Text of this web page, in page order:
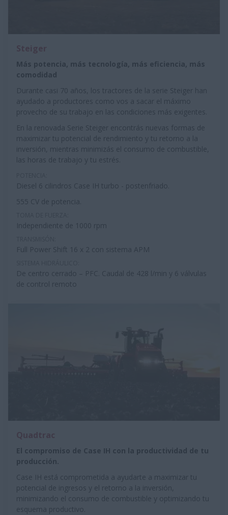
Más potencia, más tecnología, más eficiencia, más
comodidad
Durante casi 70 años, los tractores de la serie Steiger han
ayudado a productores como vos a sacar el máximo
provecho de su trabajo en las condiciones más exigentes.
En la renovada Serie Steiger encontrás nuevas formas de
maximizar tu potencial de rendimiento y tu retorno a la
inversión, mientras minimizás el consumo de combustible,
las horas de trabajo y tu estrés.
Diesel 6 cilindros Case IH turbo - postenfriado.
555 CV de potencia.
Independiente de 1000 rpm
Full Power Shift 16 x 2 con sistema APM
De centro cerrado – PFC. Caudal de 428 l/min y 6 válvulas
de control remoto
El compromiso de Case IH con la productividad de tu
producción.
Case IH está comprometida a ayudarte a maximizar tu
potencial de ingresos y el retorno a la inversión,
minimizando el consumo de combustible y optimizando tu
esquema productivo.